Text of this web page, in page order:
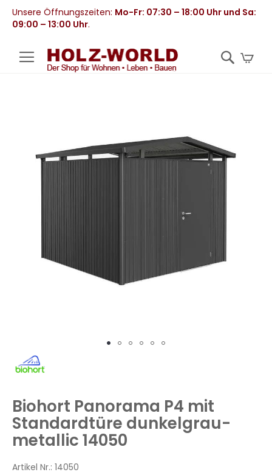
Unsere Öffnungszeiten: Mo-Fr: 07:30 – 18:00 Uhr und Sa:
09:00 – 13:00 Uhr.
Zum
Anfang
springen
Biohort Panorama P4 mit
Standardtüre dunkelgrau-
metallic 14050
Artikel Nr.: 14050